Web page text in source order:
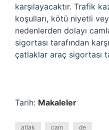
karşılayacaktır. Trafik
koşulları, kötü niyetli
nedenlerden dolayı
sigortası tarafından
çatlaklar araç sigortası
Tarih: Makaleler
atlak cam de